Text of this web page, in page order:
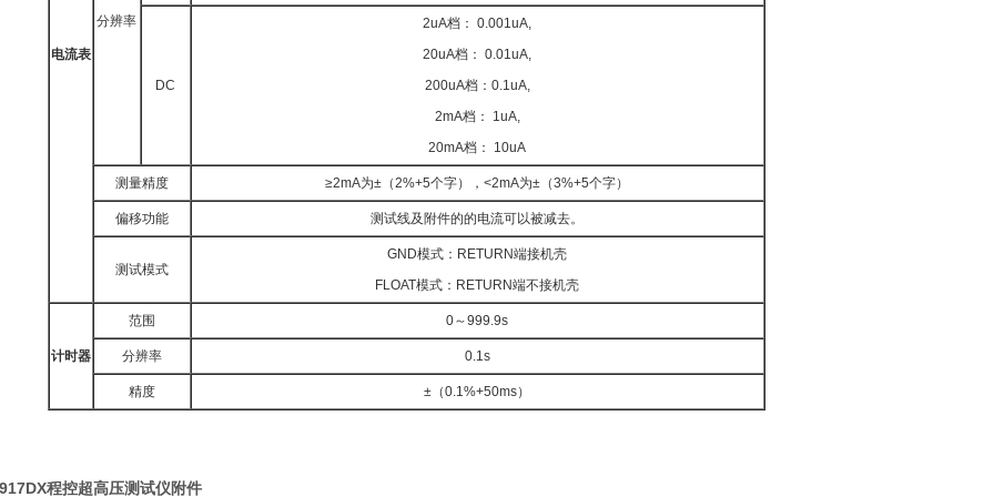
电流表
分辨率
DC
2uA档： 0.001uA,
20uA档： 0.01uA,
200uA档：0.1uA,
2mA档： 1uA,
20mA档： 10uA
测量精度 ≥2mA为±（2%+5个字），<2mA为±（3%+5个字）
偏移功能 测试线及附件的的电流可以被减去。
测试模式
GND模式：RETURN端接机壳
FLOAT模式：RETURN端不接机壳
计时器
范围 0～999.9s
分辨率 0.1s
精度 ±（0.1%+50ms）
程控超高压测试仪附件